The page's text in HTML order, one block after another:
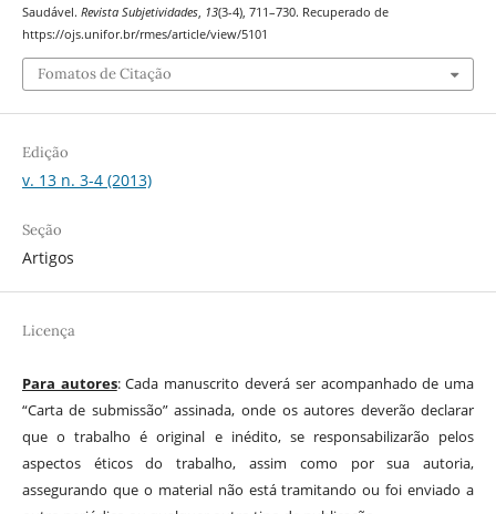
Saudável. Revista Subjetividades, 13(3-4), 711–730. Recuperado de
https://ojs.unifor.br/rmes/article/view/5101
Fomatos de Citação
Edição
v. 13 n. 3-4 (2013)
Seção
Artigos
Licença
Para autores: Cada manuscrito deverá ser acompanhado de uma
“Carta de submissão” assinada, onde os autores deverão declarar
que o trabalho é original e inédito, se responsabilizarão pelos
aspectos éticos do trabalho, assim como por sua autoria,
assegurando que o material não está tramitando ou foi enviado a